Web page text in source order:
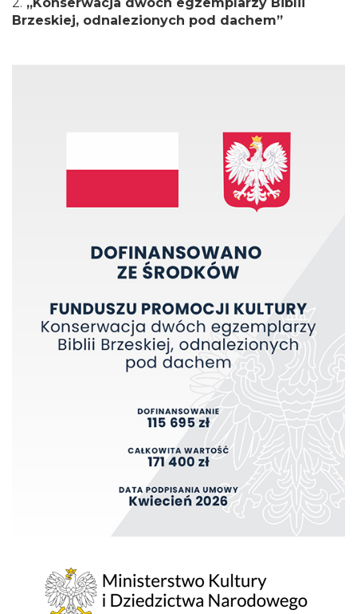
Brzeskiej, odnalezionych pod dachem”